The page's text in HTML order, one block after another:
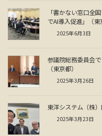
「書かない窓口全
でAI導入促進」（
2025年6月3日
参議院総務委員会
（東京都）
2025年3月26日
東洋システム（株
2025年3月23日